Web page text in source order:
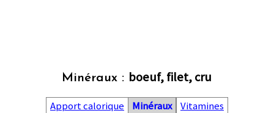
Minéraux : boeuf, filet, cru
Apport calorique Minéraux Vitamines